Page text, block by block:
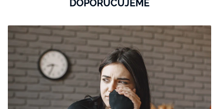
DOPORUČUJEME